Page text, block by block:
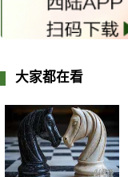
大家都在看